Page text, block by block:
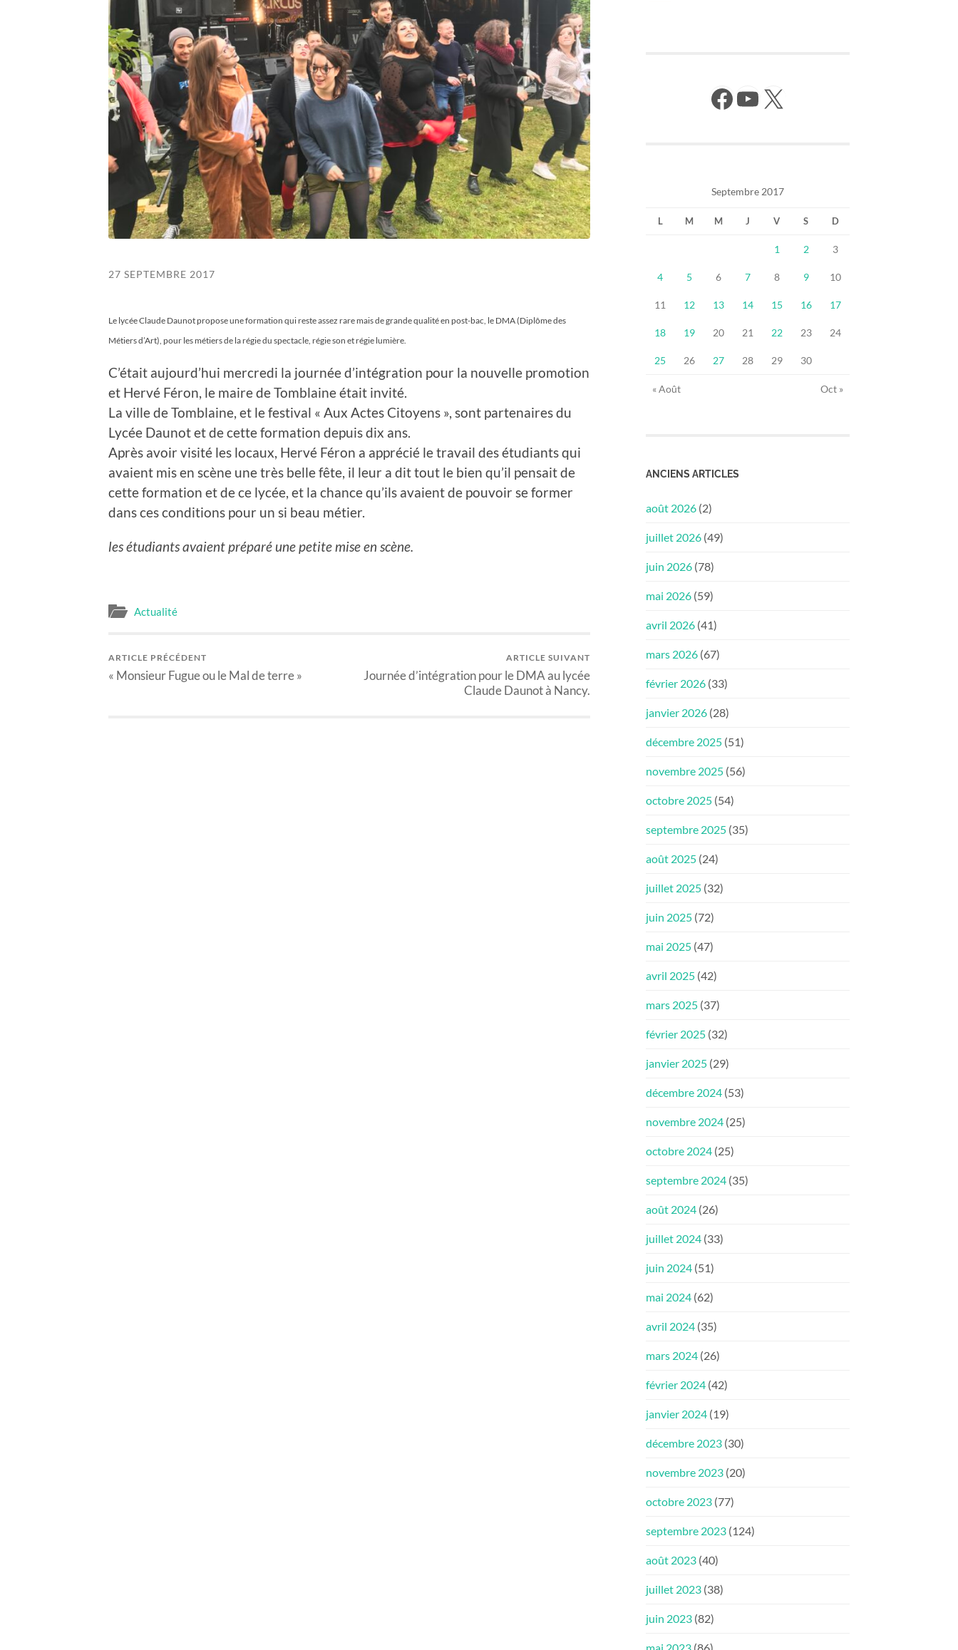
27 SEPTEMBRE 2017
Le lycée Claude Daunot propose une formation qui reste assez rare mais de grande qualité en post-bac, le DMA (Diplôme des
Métiers d’Art), pour les métiers de la régie du spectacle, régie son et régie lumière.
C’était aujourd’hui mercredi la journée d’intégration pour la nouvelle promotion
et Hervé Féron, le maire de Tomblaine était invité.
La ville de Tomblaine, et le festival « Aux Actes Citoyens », sont partenaires du
Lycée Daunot et de cette formation depuis dix ans.
Après avoir visité les locaux, Hervé Féron a apprécié le travail des étudiants qui
avaient mis en scène une très belle fête, il leur a dit tout le bien qu’il pensait de
cette formation et de ce lycée, et la chance qu’ils avaient de pouvoir se former
dans ces conditions pour un si beau métier.
les étudiants avaient préparé une petite mise en scène.
Actualité
ARTICLE PRÉCÉDENT
« Monsieur Fugue ou le Mal de terre »
ARTICLE SUIVANT
Journée d’intégration pour le DMA au lycée
Claude Daunot à Nancy.
Facebook YouTube X
Septembre 2017
L M M J V S D
1 2 3
4 5 6 7 8 9 10
11 12 13 14 15 16 17
18 19 20 21 22 23 24
25 26 27 28 29 30
« Août Oct »
ANCIENS ARTICLES
août 2026 (2)
juillet 2026 (49)
juin 2026 (78)
mai 2026 (59)
avril 2026 (41)
mars 2026 (67)
février 2026 (33)
janvier 2026 (28)
décembre 2025 (51)
novembre 2025 (56)
octobre 2025 (54)
septembre 2025 (35)
août 2025 (24)
juillet 2025 (32)
juin 2025 (72)
mai 2025 (47)
avril 2025 (42)
mars 2025 (37)
février 2025 (32)
janvier 2025 (29)
décembre 2024 (53)
novembre 2024 (25)
octobre 2024 (25)
septembre 2024 (35)
août 2024 (26)
juillet 2024 (33)
juin 2024 (51)
mai 2024 (62)
avril 2024 (35)
mars 2024 (26)
février 2024 (42)
janvier 2024 (19)
décembre 2023 (30)
novembre 2023 (20)
octobre 2023 (77)
septembre 2023 (124)
août 2023 (40)
juillet 2023 (38)
juin 2023 (82)
mai 2023 (86)